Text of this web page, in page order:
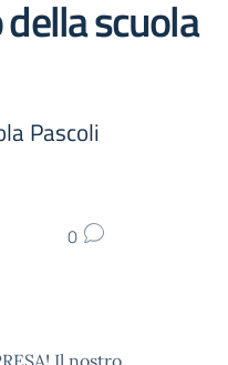
scuola
Pascoli
0
Il nostro